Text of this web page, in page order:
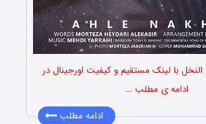
با لینک مستقیم و کیفیت اورجینال در
ادامه ی مطلب …
ادامه مطلب